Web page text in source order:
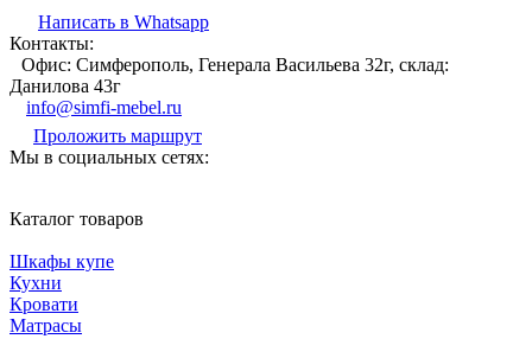
Написать в Whatsapp
Контакты:
Офис: Симферополь, Генерала Васильева 32г, склад:
Данилова 43г
info@simfi-mebel.ru
Проложить маршрут
Мы в социальных сетях:
Каталог товаров
Шкафы купе
Кухни
Кровати
Матрасы